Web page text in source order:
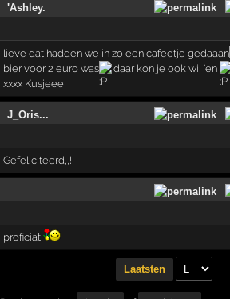
'Ashley.
lieve dat hadden we in zo een cafeetje gedaaan
bier voor 2 euro was
daar kon je ook wii 'en
xxxx Kusjeee
J_Oris...
Gefeliciteerd,,!
proficiat
Laatsten